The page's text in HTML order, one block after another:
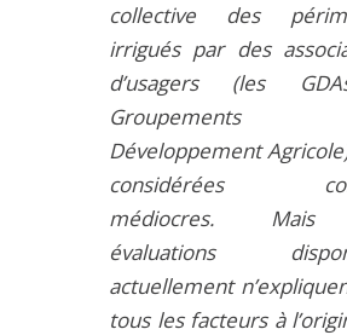
collective des
irrigués par des
d’usagers (les
Développement
considérées
médiocres.
évaluations
actuellement
tous les facteurs à